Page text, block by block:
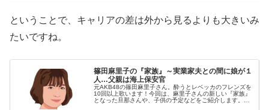
ということで、キャリアの差は外から見るよりも大きいみ
たいですね。
篠田麻里子の『家族』～実業家夫との間に娘が１
人…父親は海上保安官
元AKB48の篠田麻里子さん。酔うとレベッカのフレンズを
10回以上歌います！今回は、麻里子さんの新しい『家族』
となった旦那さんや、子供の予定などをご紹介します。